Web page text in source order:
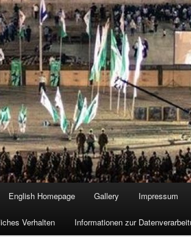
English Homepage Gallery Impressum
Verhalten Informationen zur